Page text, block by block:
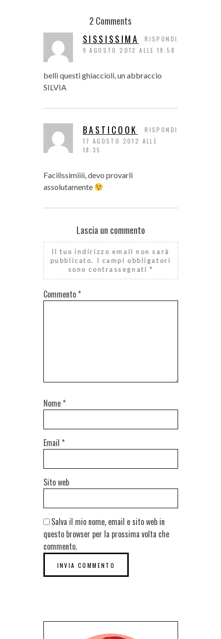
2 Comments
SISSISSIMA
9 AGOSTO 2012 ALLE 19:58
belli questi ghiaccioli, un abbraccio
SILVIA
RISPONDI
BASTICOOK
17 AGOSTO 2012 ALLE
18:35
Facilissimiiii, devo provarli
assolutamente
RISPONDI
Lascia un commento
Il tuo indirizzo email non sarà
pubblicato.
I campi obbligatori
sono contrassegnati *
Commento *
Nome *
Email *
Sito web
Salva il mio nome, email e sito web in
questo browser per la prossima volta che
commento.